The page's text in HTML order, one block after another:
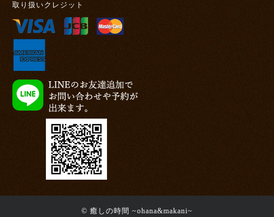
取り扱いクレジット
© 癒しの時間 ~ohana&makani~